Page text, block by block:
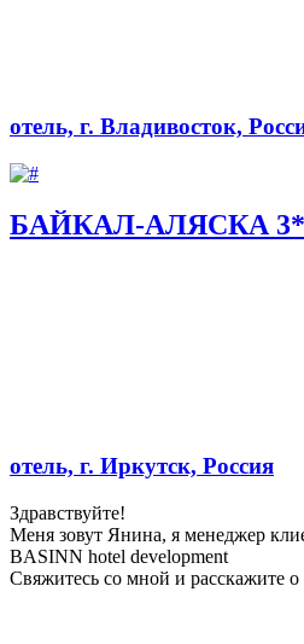
отель, г. Владивосток,
БАЙКАЛ-АЛЯСКА 3*
отель, г. Иркутск, Россия
Здравствуйте!
Меня зовут Янина, я менеджер
BASINN hotel development
Свяжитесь со мной и расскажите о